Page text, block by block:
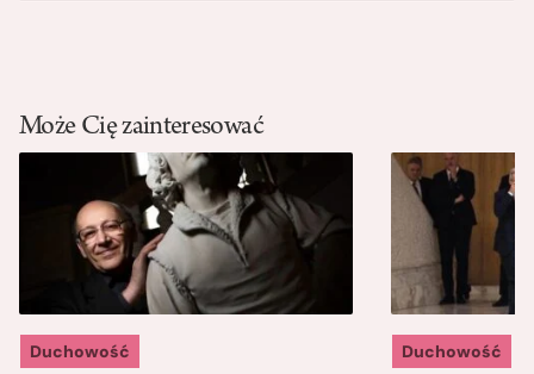
Może Cię zainteresować
Duchowość Duchowość